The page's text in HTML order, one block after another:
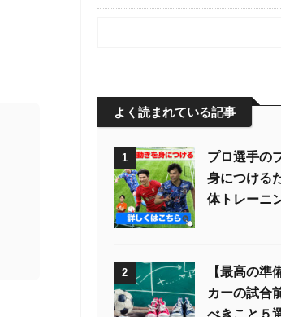
よく読まれている記事
1
プロ選手の
身につける
体トレーニ
2
【最高の準
カーの試合
べきこと５